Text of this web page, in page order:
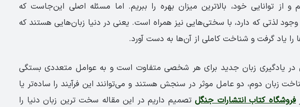
و از توانایی خود، بالاترین میزان بهره را ببریم. اما مسئله اصلی این‌جاست که
وجود لذتی که دارد، با سختی‌هایی نیز همراه است. یعنی در دنیا زبان‌هایی هستند که
را یاد گرفت و شناخت کاملی از آن‌ها به دست آورد.
در یادگیری زبان جدید برای هر شخصی متفاوت است و به عوامل متعددی بستگی
زبان دوم، دو عامل موثر در سنجش هستند و می‌توانند این فرآیند را ساده‌تر یا
فروشگاه کتاب انتشارات جنگلتصمیم داریم در این مقاله سخت ترین زبان دنیا را